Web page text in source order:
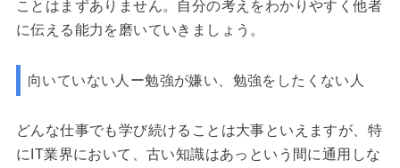
ことはまずありません。自分の考えをわかりやすく他者
に伝える能力を磨いていきましょう。
向いていない人ー勉強が嫌い、勉強をしたくない人
どんな仕事でも学び続けることは大事といえますが、特
にIT業界において、古い知識はあっという間に通用しな